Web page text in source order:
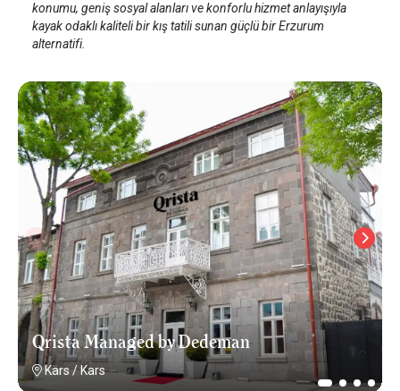
konumu, geniş sosyal alanları ve konforlu hizmet anlayışıyla
kayak odaklı kaliteli bir kış tatili sunan güçlü bir Erzurum
alternatifi.
Qrista Managed by Dedeman
Kars /Kars